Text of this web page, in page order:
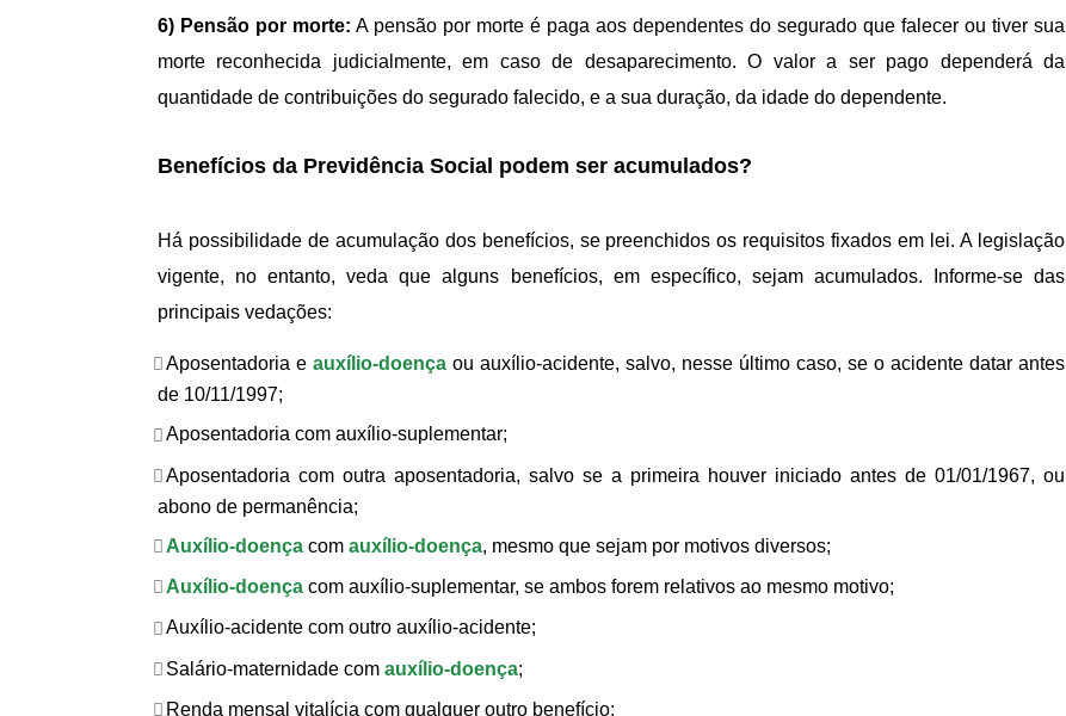
6) Pensão por morte: A pensão por morte é paga aos dependentes do segurado que falecer ou tiver sua
morte reconhecida judicialmente, em caso de desaparecimento. O valor a ser pago dependerá da
quantidade de contribuições do segurado falecido, e a sua duração, da idade do dependente.
Benefícios da Previdência Social podem ser acumulados?
Há possibilidade de acumulação dos benefícios, se preenchidos os requisitos fixados em lei. A legislação
vigente, no entanto, veda que alguns benefícios, em específico, sejam acumulados. Informe-se das
principais vedações:
Aposentadoria e auxílio-doença ou auxílio-acidente, salvo, nesse último caso, se o acidente datar antes
de 10/11/1997;
Aposentadoria com auxílio-suplementar;
Aposentadoria com outra aposentadoria, salvo se a primeira houver iniciado antes de 01/01/1967, ou
abono de permanência;
Auxílio-doença com auxílio-doença, mesmo que sejam por motivos diversos;
Auxílio-doença com auxílio-suplementar, se ambos forem relativos ao mesmo motivo;
Auxílio-acidente com outro auxílio-acidente;
Salário-maternidade com auxílio-doença;
Renda mensal vitalícia com qualquer outro benefício;